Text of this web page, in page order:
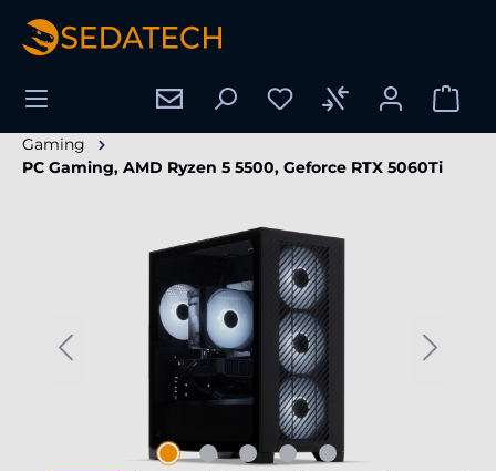
principale
Gaming
PC Gaming, AMD Ryzen 5 5500, Geforce RTX 5060Ti
Salta la galleria di immagini